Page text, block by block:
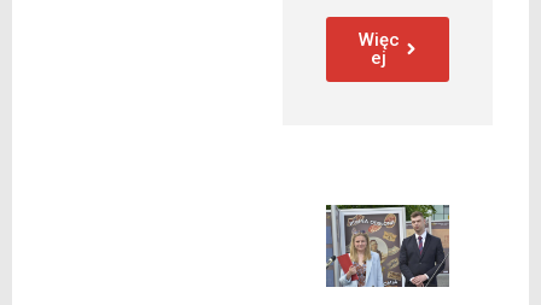
Więc
ej